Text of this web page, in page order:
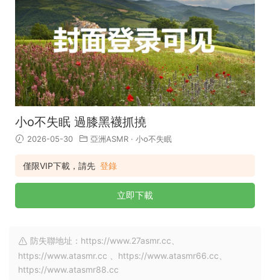
小o不失眠 過膝黑襪抓撓
2026-05-30 亞洲ASMR · 小o不失眠
僅限VIP下載，請先 登錄
立即下載
防失聯地址：https://www.27asmr.cc、
https://www.atasmr.cc 、https://www.atasmr66.cc、
https://www.atasmr88.cc